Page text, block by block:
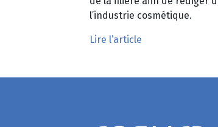
l’industrie cosmétique.
Lire l’article